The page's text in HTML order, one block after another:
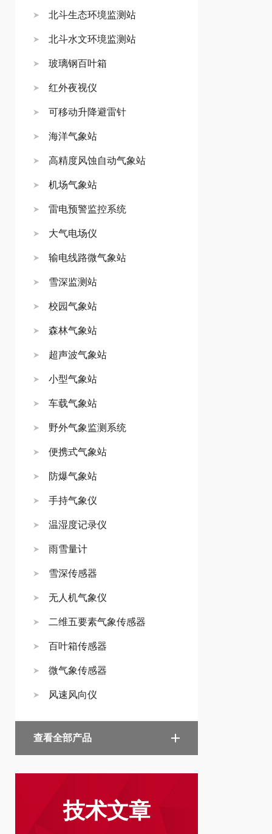
北斗生态环境监测站
北斗水文环境监测站
玻璃钢百叶箱
红外夜视仪
可移动升降避雷针
海洋气象站
高精度风蚀自动气象站
机场气象站
雷电预警监控系统
大气电场仪
输电线路微气象站
雪深监测站
校园气象站
森林气象站
超声波气象站
小型气象站
车载气象站
野外气象监测系统
便携式气象站
防爆气象站
手持气象仪
温湿度记录仪
雨雪量计
雪深传感器
无人机气象仪
二维五要素气象传感器
百叶箱传感器
微气象传感器
风速风向仪
查看全部产品
技术文章